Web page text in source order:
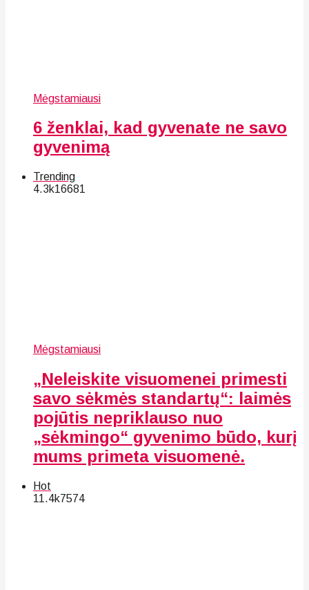
Mėgstamiausi
6 ženklai, kad gyvenate ne savo
gyvenimą
Trending
4.3k16681
Mėgstamiausi
„Neleiskite visuomenei primesti
savo sėkmės standartų“: laimės
pojūtis nepriklauso nuo
„sėkmingo“ gyvenimo būdo, kurį
mums primeta visuomenė.
Hot
11.4k7574